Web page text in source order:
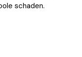
schaden.